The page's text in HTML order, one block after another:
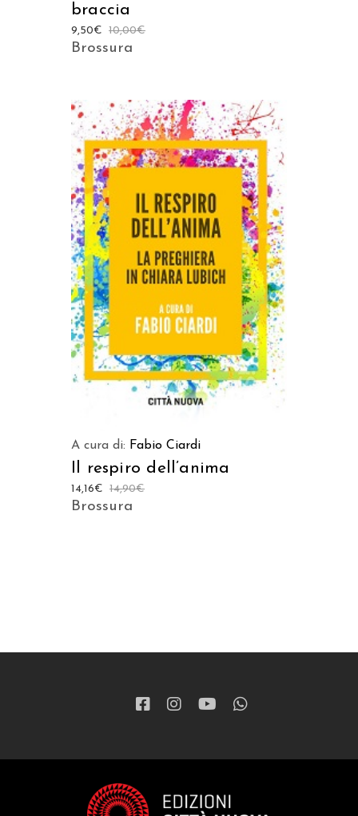
braccia
10,00€
9,50€
Brossura
AGGIUNGI AL CARRELLO
A cura di: Fabio Ciardi
Il respiro dell’anima
14,90€
14,16€
Brossura